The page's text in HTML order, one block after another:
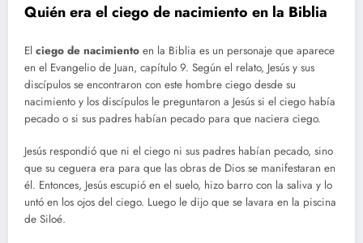
Quién era el ciego de nacimiento en la Biblia
El ciego de nacimiento en la Biblia es un personaje que aparece
en el Evangelio de Juan, capítulo 9. Según el relato, Jesús y sus
discípulos se encontraron con este hombre ciego desde su
nacimiento y los discípulos le preguntaron a Jesús si el ciego había
pecado o si sus padres habían pecado para que naciera ciego.
Jesús respondió que ni el ciego ni sus padres habían pecado, sino
que su ceguera era para que las obras de Dios se manifestaran en
él. Entonces, Jesús escupió en el suelo, hizo barro con la saliva y lo
untó en los ojos del ciego. Luego le dijo que se lavara en la piscina
de Siloé.